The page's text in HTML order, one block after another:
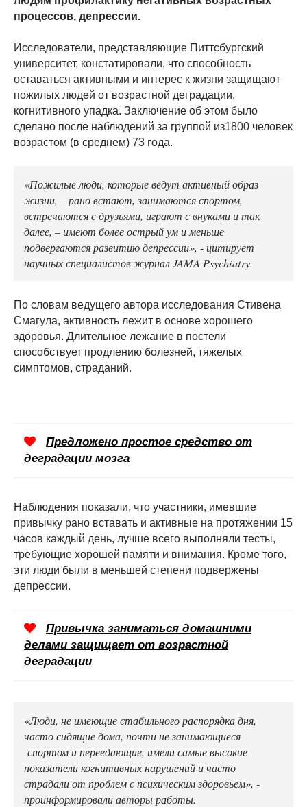
процессов, депрессии.
Исследователи, представляющие Питтсбургский
университет, констатировали, что способность
оставаться активными и интерес к жизни защищают
пожилых людей от возрастной деградации,
когнитивного упадка. Заключение об этом было
сделано после наблюдений за группой из1800 человек
возрастом (в среднем) 73 года.
«Пожилые люди, которые ведут активный образ
жизни, – рано встают, занимаются спортом,
встречаются с друзьями, играют с внуками и так
далее, – имеют более острый ум и меньше
подвергаются развитию депрессии», - цитирует
научных специалистов журнал JAMA Psychiatry.
По словам ведущего автора исследования Стивена
Смагула, активность лежит в основе хорошего
здоровья. Длительное лежание в постели
способствует продлению болезней, тяжелых
симптомов, страданий.
Предложено простое средство от
деградации мозга
Наблюдения показали, что участники, имевшие
привычку рано вставать и активные на протяжении 15
часов каждый день, лучше всего выполняли тесты,
требующие хорошей памяти и внимания. Кроме того,
эти люди были в меньшей степени подвержены
депрессии.
Привычка заниматься домашними
делами защищает от возрастной
деградации
«Люди, не имеющие стабильного распорядка дня,
часто сидящие дома, почти не занимающиеся
спортом и переедающие, имели самые высокие
показатели когнитивных нарушений и часто
страдали от проблем с психическим здоровьем», -
проинформировали авторы работы.